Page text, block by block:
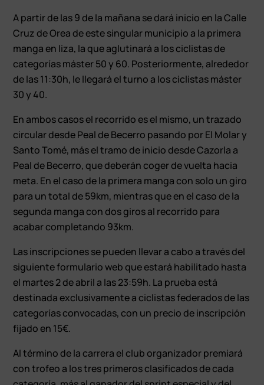
A partir de las 9 de la mañana se dará inicio en la Calle
Cruz de Orea de este singular municipio a la primera
manga en liza, la que aglutinará a los ciclistas de
categorías máster 50 y 60. Posteriormente, alrededor
de las 11:30h, le llegará el turno a los ciclistas máster
30 y 40.
En ambos casos el recorrido es el mismo, un trazado
circular desde Peal de Becerro pasando por El Molar y
Santo Tomé, más el tramo de inicio desde Cazorla a
Peal de Becerro, que deberán coger de vuelta hacia
meta. En el caso de la primera manga con solo un giro
para un total de 59km, mientras que en el caso de la
segunda manga con dos giros al recorrido para
acabar completando 93km.
Las inscripciones se pueden llevar a cabo a través del
siguiente formulario web que estará habilitado hasta
el martes 2 de abril a las 23:59h. La prueba está
destinada exclusivamente a ciclistas federados de las
categorías convocadas, con un precio de inscripción
fijado en 15€.
Al término de la carrera el club organizador premiará
con trofeo a los tres primeros clasificados de cada